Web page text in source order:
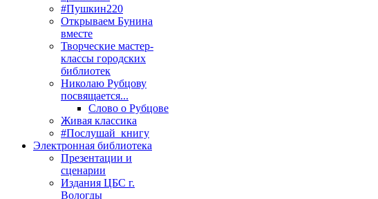
#Пушкин220
Открываем Бунина
вместе
Творческие мастер-
классы городских
библиотек
Николаю Рубцову
посвящается...
Слово о Рубцове
Живая классика
#Послушай_книгу
Электронная библиотека
Презентации и
сценарии
Издания ЦБС г.
Вологды